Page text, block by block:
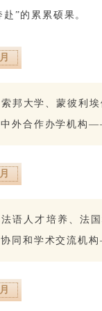
”的累累硕果。
邦大学、蒙彼利
中外合作办学机构
语人才培养、法
协同和学术交流机